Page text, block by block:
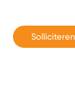
Solliciteren